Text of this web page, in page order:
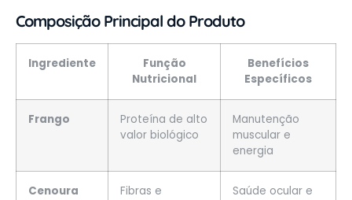
Composição Principal do Produto
Ingrediente
Função
Nutricional
Benefícios
Específicos
Frango
Proteína de alto
valor biológico
Manutenção
muscular e
energia
Cenoura
Fibras e
Saúde ocular e